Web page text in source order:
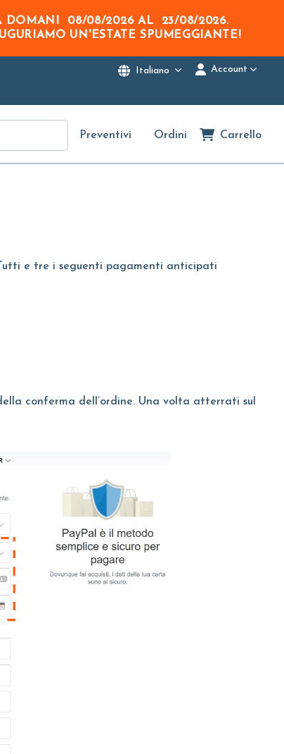
DOMANI 08/08/2026AL 23/08/2026.
UN'ESTATE SPUMEGGIANTE!
Italiano Account
Preventivi Ordini Carrello
e tre i seguenti pagamenti anticipati
conferma dell’ordine. Una volta atterrati sul